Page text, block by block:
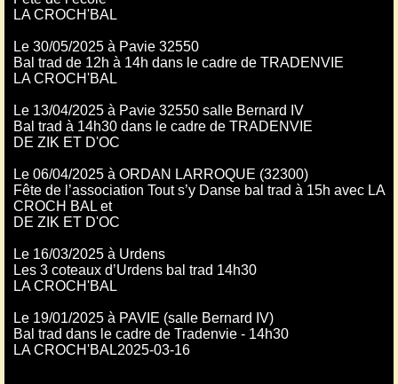
LA CROCH'BAL
Le 30/05/2025 à Pavie 32550
Bal trad de 12h à 14h dans le cadre de TRADENVIE
LA CROCH'BAL
Le 13/04/2025 à Pavie 32550 salle Bernard IV
Bal trad à 14h30 dans le cadre de TRADENVIE
DE ZIK ET D'OC
Le 06/04/2025 à ORDAN LARROQUE (32300)
Fête de l’association Tout s’y Danse bal trad à 15h avec LA
CROCH BAL et
DE ZIK ET D'OC
Le 16/03/2025 à Urdens
Les 3 coteaux d’Urdens bal trad 14h30
LA CROCH'BAL
Le 19/01/2025 à PAVIE (salle Bernard IV)
Bal trad dans le cadre de Tradenvie - 14h30
LA CROCH'BAL2025-03-16